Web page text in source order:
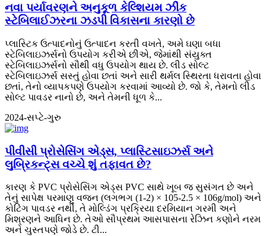
નવા પર્યાવરણને અનુકૂળ કેલ્શિયમ ઝીંક
સ્ટેબિલાઈઝરના ઝડપી વિકાસના કારણો છે
પ્લાસ્ટિક ઉત્પાદનોનું ઉત્પાદન કરતી વખતે, અમે ઘણા બધા
સ્ટેબિલાઇઝર્સનો ઉપયોગ કરીએ છીએ, જેમાંથી સંયુક્ત
સ્ટેબિલાઇઝર્સનો સૌથી વધુ ઉપયોગ થાય છે. લીડ સોલ્ટ
સ્ટેબિલાઇઝર્સ સસ્તું હોવા છતાં અને સારી થર્મલ સ્થિરતા ધરાવતા હોવા
છતાં, તેનો વ્યાપકપણે ઉપયોગ કરવામાં આવ્યો છે. જો કે, તેમનો લીડ
સોલ્ટ પાવડર નાનો છે, અને તેમની ધૂળ કે...
2024-સપ્ટે-ગુરુ
પીવીસી પ્રોસેસિંગ એડ્સ, પ્લાસ્ટિસાઇઝર્સ અને
લુબ્રિકન્ટ્સ વચ્ચે શું તફાવત છે?
કારણ કે PVC પ્રોસેસિંગ એડ્સ PVC સાથે ખૂબ જ સુસંગત છે અને
તેનું સાપેક્ષ પરમાણુ વજન (લગભગ (1-2) × 105-2.5 × 106g/mol) અને
કોટિંગ પાવડર નથી, તે મોલ્ડિંગ પ્રક્રિયા દરમિયાન ગરમી અને
મિશ્રણને આધિન છે. તેઓ સૌપ્રથમ આસપાસના રેઝિન કણોને નરમ
અને ચુસ્તપણે જોડે છે. ટી...